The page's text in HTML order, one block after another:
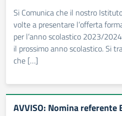
Si Comunica che il nostro
volte a presentare l’offerta
per l’anno scolastico 2023/
il prossimo anno scolastico. Si
che […]
AVVISO: Nomina referente